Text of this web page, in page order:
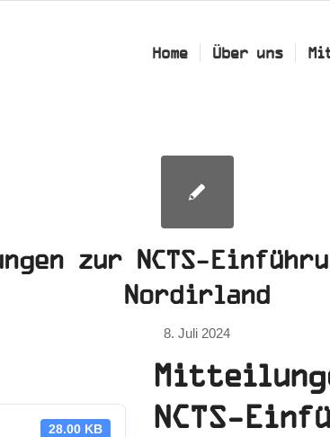
Home Über uns
zur NCTS-
Nordirland
8. Juli 2024
28.00 KB
NCTS-